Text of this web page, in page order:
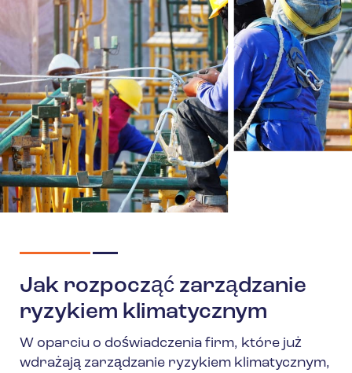
Jak rozpocząć zarządzanie
ryzykiem klimatycznym
W oparciu o doświadczenia firm, które już
wdrażają zarządzanie ryzykiem klimatycznym,